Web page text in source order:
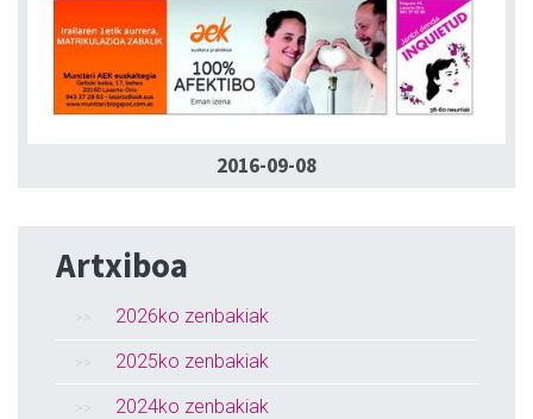
2016-09-08
Artxiboa
2026ko zenbakiak
2025ko zenbakiak
2024ko zenbakiak